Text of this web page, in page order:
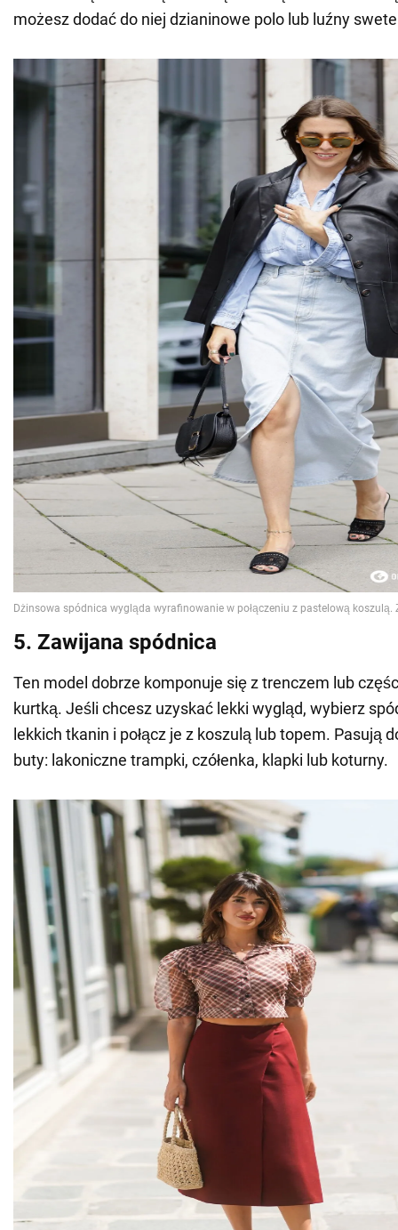
możesz dodać do niej dzianinowe polo lub luźny
5. Zawijana spódnica
Ten model dobrze komponuje się z trenczem lub
kurtką. Jeśli chcesz uzyskać lekki wygląd, wybierz
lekkich tkanin i połącz je z koszulą lub topem. Pasują
buty: lakoniczne trampki, czółenka, klapki lub koturny.